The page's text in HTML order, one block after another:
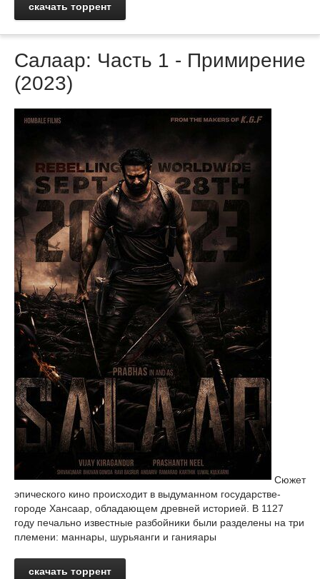
скачать торрент
Салаар: Часть 1 - Примирение
(2023)
Сюжет
эпического кино происходит в выдуманном государстве-
городе Хансаар, обладающем древней историей. В 1127
году печально известные разбойники были разделены на три
племени: маннары, шурьяанги и ганияары
скачать торрент